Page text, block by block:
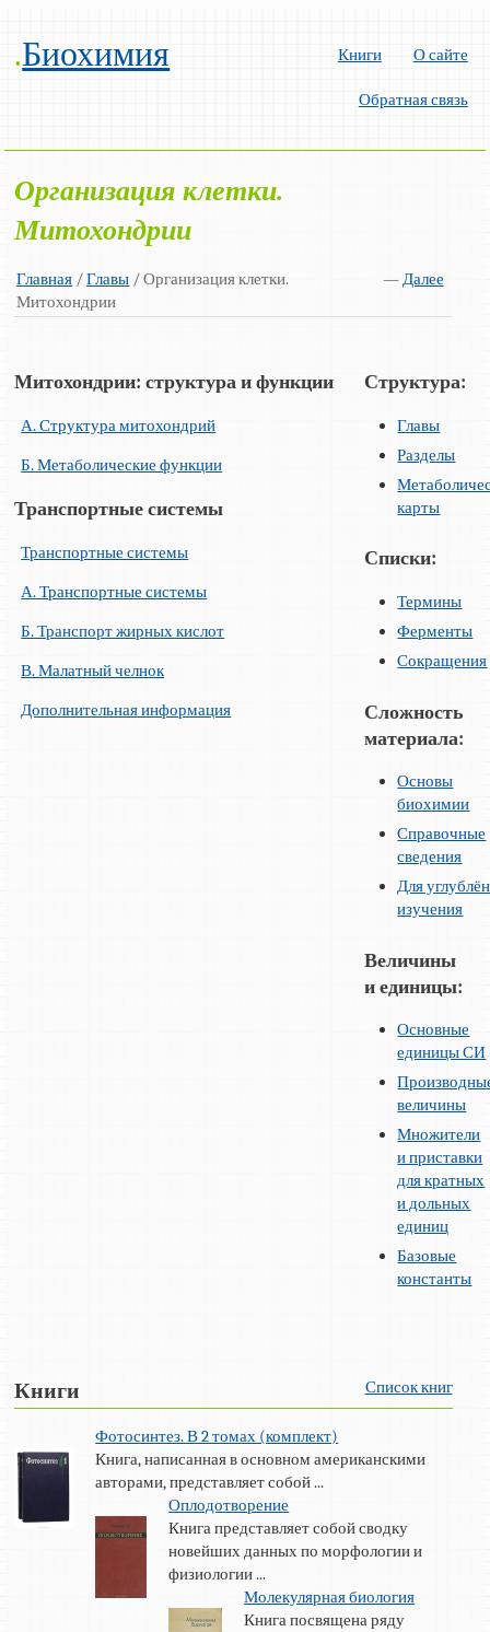
.Биохимия Книги О сайте
Обратная связь
Организация клетки.
Митохондрии
Главная / —Далее
Главы / Организация клетки.
Митохондрии
Митохондрии: структура и функции
А. Структура митохондрий
Б. Метаболические функции
Транспортные системы
Транспортные системы
А. Транспортные системы
Б. Транспорт жирных кислот
В. Малатный челнок
Дополнительная информация
Структура:
Главы
Разделы
карты
Списки:
Термины
Ферменты
Сокращения
Сложность
материала:
Основы
биохимии
Справочные
сведения
Для
изучения
Величины
и единицы:
Основные
единицы СИ
величины
Множители
и приставки
для кратных
и дольных
единиц
Базовые
константы
Книги Список книг
Фотосинтез. В 2 томах (комплект)
Книга, написанная в основном американскими
авторами, представляет собой ...
Оплодотворение
Книга представляет собой сводку
новейших данных по морфологии и
физиологии ...
Молекулярная биология
Книга посвящена ряду